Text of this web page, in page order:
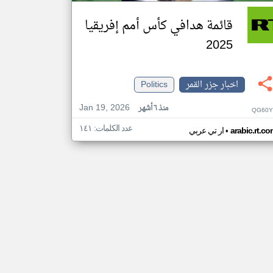
قائمة هدافي كأس أمم إفريقيا
2025
اخبار جزر القمر
Politics
Jan 19, 2026
منذ ٦ أشهر
ار تي عربي• عدد الكلمات: ١٤١